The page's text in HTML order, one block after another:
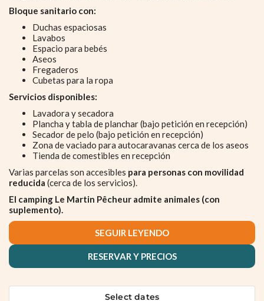
Bloque sanitario con:
Duchas espaciosas
Lavabos
Espacio para bebés
Aseos
Fregaderos
Cubetas para la ropa
Servicios disponibles:
Lavadora y secadora
Plancha y tabla de planchar (bajo petición en recepción)
Secador de pelo (bajo petición en recepción)
Zona de vaciado para autocaravanas cerca de los aseos
Tienda de comestibles en recepción
Varias parcelas son accesibles para personas con movilidad
reducida (cerca de los servicios).
El camping Le Martin Pêcheur admite animales (con
suplemento).
SEGUIR LEYENDO
RESERVAR Y PRECIOS